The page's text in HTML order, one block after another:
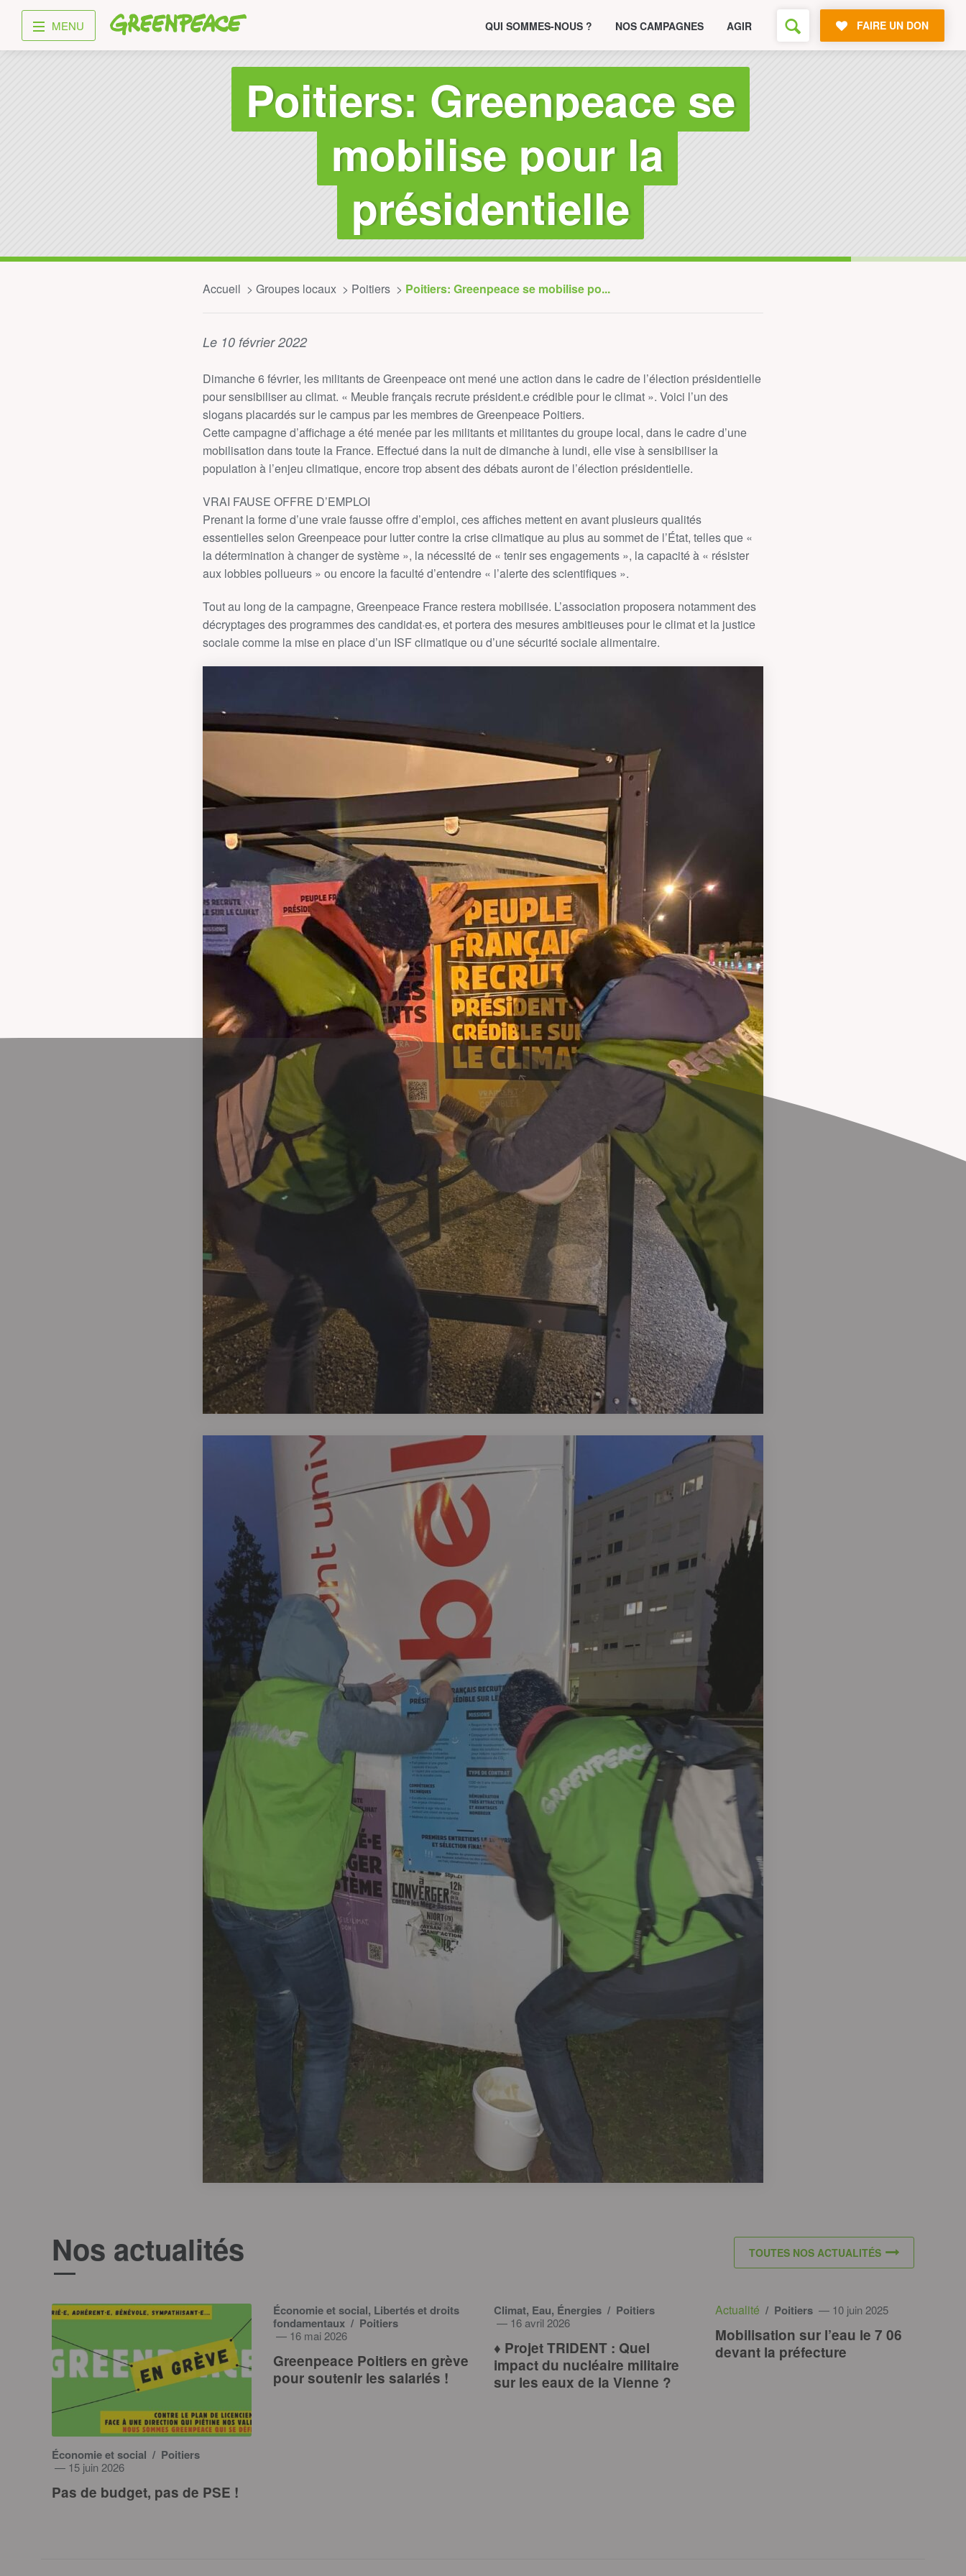
Greenpeace
MENU QUI SOMMES-NOUS ? NOS CAMPAGNES AGIR FAIRE UN DON
Poitiers: Greenpeace se
mobilise pour la
présidentielle
Accueil Groupes locaux Poitiers Poitiers: Greenpeace se mobilise po...
Le 10 février 2022
Dimanche 6 février, les militants de Greenpeace ont mené une action dans le cadre de l’élection présidentielle
pour sensibiliser au climat. « Meuble français recrute président.e crédible pour le climat ». Voici l’un des
slogans placardés sur le campus par les membres de Greenpeace Poitiers.
Cette campagne d’affichage a été menée par les militants et militantes du groupe local, dans le cadre d’une
mobilisation dans toute la France. Effectué dans la nuit de dimanche à lundi, elle vise à sensibiliser la
population à l’enjeu climatique, encore trop absent des débats auront de l’élection présidentielle.
VRAI FAUSE OFFRE D’EMPLOI
Prenant la forme d’une vraie fausse offre d’emploi, ces affiches mettent en avant plusieurs qualités
essentielles selon Greenpeace pour lutter contre la crise climatique au plus au sommet de l’État, telles que «
la détermination à changer de système », la nécessité de « tenir ses engagements », la capacité à « résister
aux lobbies pollueurs » ou encore la faculté d’entendre « l’alerte des scientifiques ».
Tout au long de la campagne, Greenpeace France restera mobilisée. L’association proposera notamment des
décryptages des programmes des candidat·es, et portera des mesures ambitieuses pour le climat et la justice
sociale comme la mise en place d’un ISF climatique ou d’une sécurité sociale alimentaire.
Nos actualités
Économie et social / Poitiers
— 15 juin 2026
Pas de budget, pas de PSE !
Économie et social, Libertés et droits
fondamentaux / Poitiers
— 16 mai 2026
Greenpeace Poitiers en grève
pour soutenir les salariés !
Climat, Eau, Énergies / Poitiers
— 16 avril 2026
♦️ Projet TRIDENT : Quel
impact du nucléaire militaire
sur les eaux de la Vienne ?
Actualité / Poitiers — 10 juin 2025
Mobilisation sur l’eau le 7 06
devant la préfecture
TOUTES NOS ACTUALITÉS